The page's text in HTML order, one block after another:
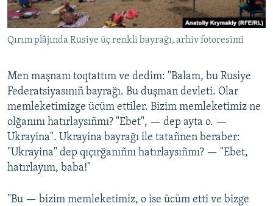
Qırım plâjında Rusiye üç renkli bayrağı, arhiv fotoresimi
Men maşnanı toqtattım ve dedim: "Balam, bu Rusiye
Federatsiyasınıñ bayrağı. Bu duşman devleti. Olar
memleketimizge ücüm ettiler. Bizim memleketimiz ne
olğanını hatırlaysıñmı? "Ebet", — dep ayta o. —
Ukrayina". Ukrayina bayrağı ile tatañnen beraber:
"Ukrayina" dep qıçırğanıñnı hatırlaysıñmı? — "Ebet,
hatırlayım, baba!"
"Bu — bizim memleketimiz, o ise ücüm etti ve bizge